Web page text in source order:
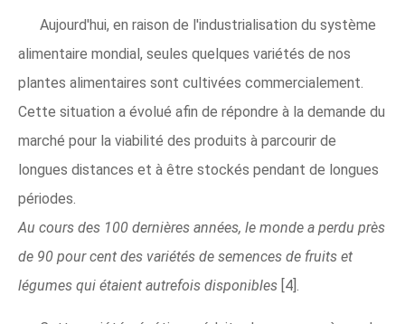
Aujourd'hui, en raison de l'industrialisation du système
alimentaire mondial, seules quelques variétés de nos
plantes alimentaires sont cultivées commercialement.
Cette situation a évolué afin de répondre à la demande du
marché pour la viabilité des produits à parcourir de
longues distances et à être stockés pendant de longues
périodes.
Au cours des 100 dernières années, le monde a perdu près
de 90 pour cent des variétés de semences de fruits et
légumes qui étaient autrefois disponibles [4].